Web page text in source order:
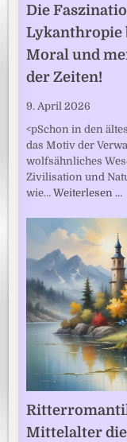
Die
Lykanthropie
Moral und
der Zeiten!
9. April 2026
<pSchon in den
das Motiv der
wolfsähnliches
Zivilisation und
wie…Weiterlesen …
Mittelalter